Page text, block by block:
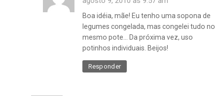
Boa idéia, mãe! Eu tenho uma sopona de
legumes congelada, mas congelei tudo no
mesmo pote… Da próxima vez, uso
potinhos individuais. Beijos!
Responder